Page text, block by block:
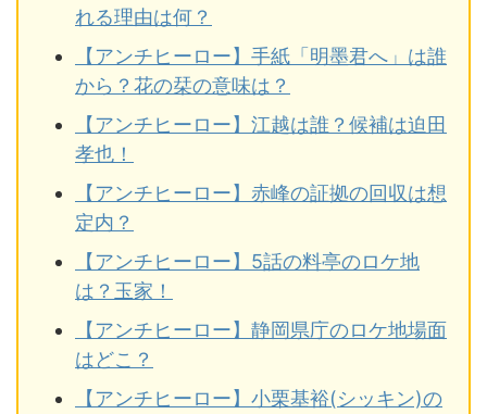
れる理由は何？
【アンチヒーロー】手紙「明墨君へ」は誰
から？花の栞の意味は？
【アンチヒーロー】江越は誰？候補は迫田
孝也！
【アンチヒーロー】赤峰の証拠の回収は想
定内？
【アンチヒーロー】5話の料亭のロケ地
は？玉家！
【アンチヒーロー】静岡県庁のロケ地場面
はどこ？
【アンチヒーロー】小栗基裕(シッキン)の